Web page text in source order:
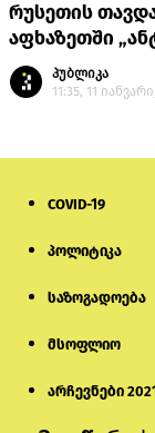
რუსეთის
აფხაზეთში
პუბლიკა
11:35, 11
COVID-19
პოლიტიკა
საზოგადოება
მსოფლიო
არჩევნები